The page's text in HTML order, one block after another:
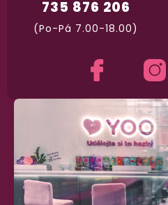
735 876 206
(Po-Pá 7.00-18.00)